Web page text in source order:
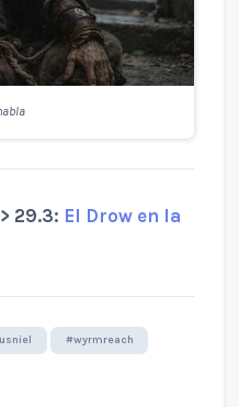
29.3: El Drow en la
#wyrmreach